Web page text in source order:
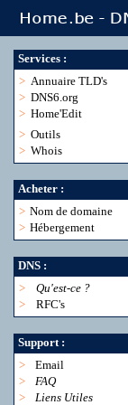
Services :
> Annuaire TLD's
> DNS6.org
> Home'Edit
> Outils
> Whois
Acheter :
> Nom de domaine
> Hébergement
DNS :
>
Qu'est-ce ?
>
RFC's
Support :
>
Email
>
FAQ
>
Liens Utiles